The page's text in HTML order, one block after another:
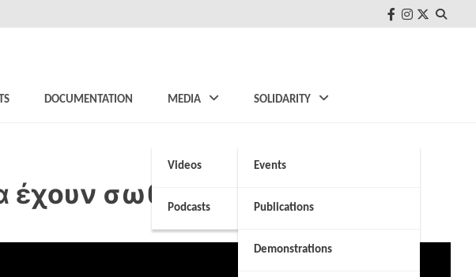
FB Instagram
Twitter
DOCUMENTATION MEDIA
Videos
Podcasts
SOLIDARITY
Events
Publications
Demonstrations
έχουν σωθεί»